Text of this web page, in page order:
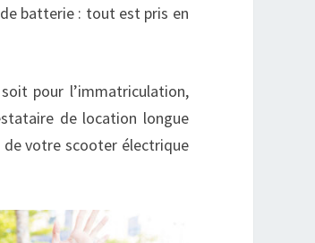
batterie : tout est pris en
pour l’immatriculation,
de location longue
de votre scooter électrique